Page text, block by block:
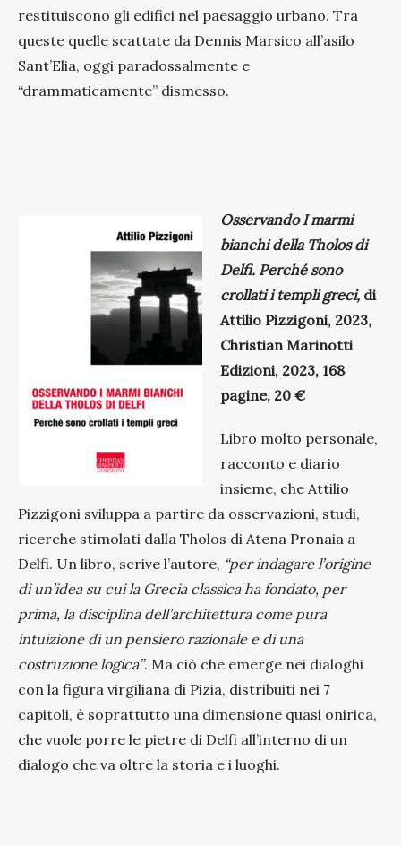
restituiscono gli edifici nel paesaggio urbano. Tra
queste quelle scattate da Dennis Marsico all’asilo
Sant’Elia, oggi paradossalmente e
“drammaticamente” dismesso.
Osservando I marmi
bianchi della Tholos di
Delfi. Perché sono
crollati i templi greci, di
Attilio Pizzigoni, 2023,
Christian Marinotti
Edizioni, 2023, 168
pagine, 20 €
Libro molto personale,
racconto e diario
insieme, che Attilio
Pizzigoni sviluppa a partire da osservazioni, studi,
ricerche stimolati dalla Tholos di Atena Pronaia a
Delfi. Un libro, scrive l’autore, “per indagare l’origine
di un’idea su cui la Grecia classica ha fondato, per
prima, la disciplina dell’architettura come pura
intuizione di un pensiero razionale e di una
costruzione logica”. Ma ciò che emerge nei dialoghi
con la figura virgiliana di Pizia, distribuiti nei 7
capitoli, è soprattutto una dimensione quasi onirica,
che vuole porre le pietre di Delfi all’interno di un
dialogo che va oltre la storia e i luoghi.